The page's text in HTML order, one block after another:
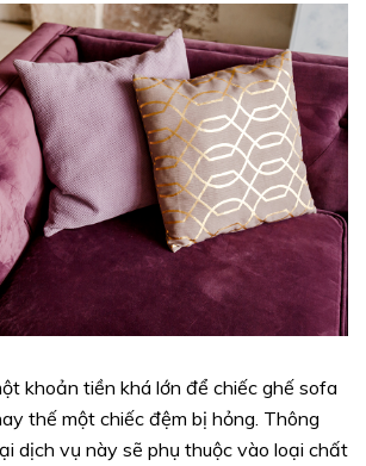
khoản tiền khá lớn để chiếc ghế sofa
thế một chiếc đệm bị hỏng. Thông
dịch vụ này sẽ phụ thuộc vào loại chất